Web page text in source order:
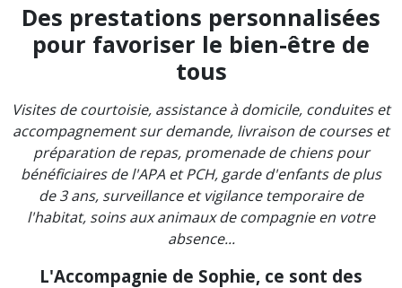
Des prestations personnalisées
pour favoriser le bien-être de
tous
Visites de courtoisie, assistance à domicile, conduites et
accompagnement sur demande, livraison de courses et
préparation de repas, promenade de chiens pour
bénéficiaires de l'APA et PCH, garde d'enfants de plus
de 3 ans, surveillance et vigilance temporaire de
l'habitat, soins aux animaux de compagnie en votre
absence...
L'Accompagnie de Sophie, ce sont des